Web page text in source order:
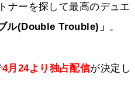
ナーを探して最高のデュエ
ル(Double Trouble)」 。
4月24より独占配信が決定し